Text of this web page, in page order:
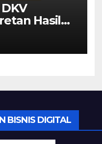
Hasil
Siswi
BISNIS DIGITAL